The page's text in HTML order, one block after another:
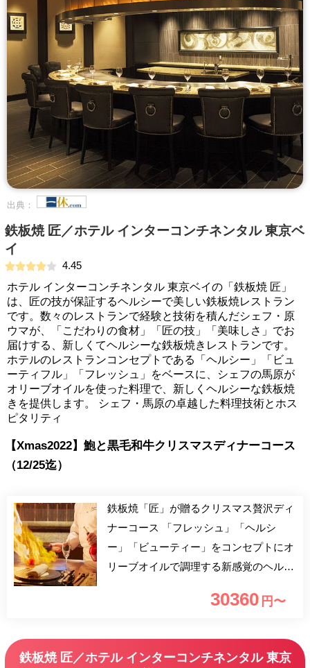
出典：
鉄板焼 匠／ホテル インターコンチネンタル 東京ベ
イ
4.45
ホテル インターコンチネンタル 東京ベイの「鉄板焼 匠」
は、匠の技が保証するヘルシーで美しい鉄板焼レストラン
です。数々のレストランで経験と技術を積んだシェフ・原
ウマが、「こだわりの食材」「匠の技」「美味しさ」でお
届けする、新しくてヘルシーな鉄板焼きレストランです。
ホテルのレストランコンセプトである「ヘルシー」「ビュ
ーティフル」「フレッシュ」をベースに、シェフの馬原が
オリーブオイルを使った料理で、新しくヘルシーな鉄板焼
きを提供します。 シェフ・馬原の卓越した料理技術とホス
ピタリティ
【Xmas2022】鮑と黒毛和牛クリスマスディナーコース
（12/25迄）
鉄板焼「匠」が贈るクリスマス贅沢ディ
ナーコース 「フレッシュ」「ヘルシ
ー」「ビューティー」をコンセプトにオ
リーブオイルで調理する新感覚のヘルシ
から始まり、活 鮑のグリル、黒毛和牛
は隣接するラウンジでデザートタイム。
30360 円〜
鉄板焼 匠／ホテル インターコンチネンタル 東京